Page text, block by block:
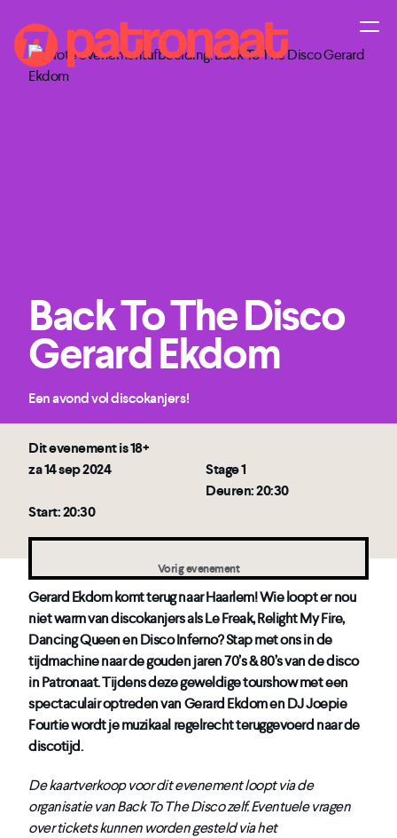
Back To The Disco
Gerard Ekdom
Een avond vol discokanjers!
Dit evenement is 18+
za 14 sep 2024
Stage 1
Deuren: 20:30
Start: 20:30
Vorig evenement
Gerard Ekdom komt terug naar Haarlem! Wie loopt er nou
niet warm van discokanjers als Le Freak, Relight My Fire,
Dancing Queen en Disco Inferno? Stap met ons in de
tijdmachine naar de gouden jaren 70’s & 80’s van de disco
in Patronaat. Tijdens deze geweldige tourshow met een
spectaculair optreden van Gerard Ekdom en DJ Joepie
Fourtie wordt je muzikaal regelrecht teruggevoerd naar de
discotijd.
De kaartverkoop voor dit evenement loopt via de
organisatie van Back To The Disco zelf. Eventuele vragen
over tickets kunnen worden gesteld via het